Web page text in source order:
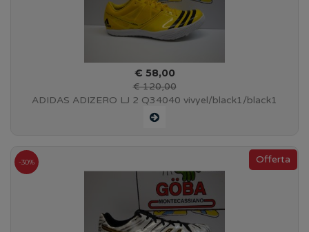
€ 58,00
€ 120,00
ADIDAS ADIZERO LJ 2 Q34040 vivyel/black1/black1
-30%